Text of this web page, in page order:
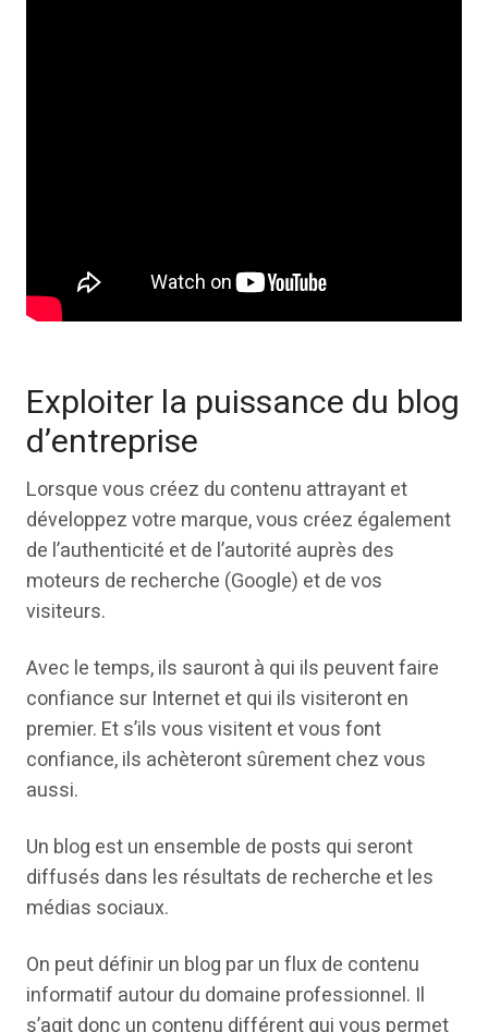
Exploiter la puissance du blog
d’entreprise
Lorsque vous créez du contenu attrayant et
développez votre marque, vous créez également
de l’authenticité et de l’autorité auprès des
moteurs de recherche (Google) et de vos
visiteurs.
Avec le temps, ils sauront à qui ils peuvent faire
confiance sur Internet et qui ils visiteront en
premier. Et s’ils vous visitent et vous font
confiance, ils achèteront sûrement chez vous
aussi.
Un blog est un ensemble de posts qui seront
diffusés dans les résultats de recherche et les
médias sociaux.
On peut définir un blog par un flux de contenu
informatif autour du domaine professionnel. Il
s’agit donc un contenu différent qui vous permet